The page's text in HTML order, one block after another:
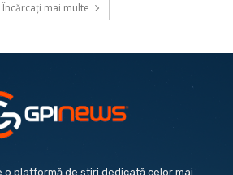
Încărcați mai multe
o platformă de știri dedicată celor mai